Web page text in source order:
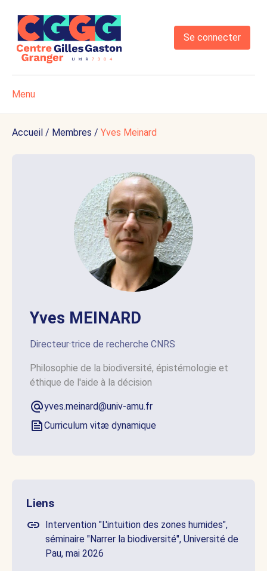
Se connecter
Menu
Accueil / Membres / Yves Meinard
Yves MEINARD
Directeur·trice de recherche CNRS
Philosophie de la biodiversité, épistémologie et
éthique de l'aide à la décision
yves.meinard@univ-amu.fr
Curriculum vitæ dynamique
Liens
Intervention "L'intuition des zones humides",
séminaire "Narrer la biodiversité", Université de
Pau, mai 2026